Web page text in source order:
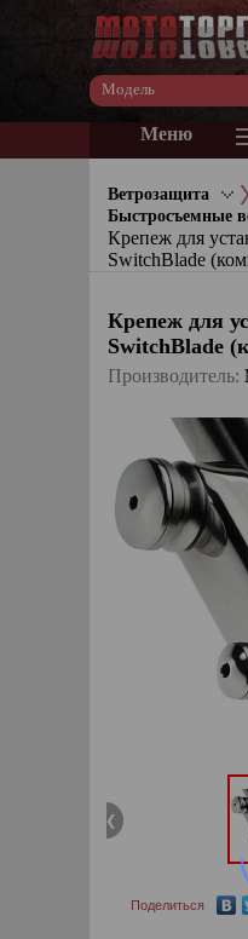
Модель
Меню
Ветрозащита
Быстросъемные
Крепеж для
SwitchBlade
Крепеж для
SwitchBlade
Производитель:
Поделиться